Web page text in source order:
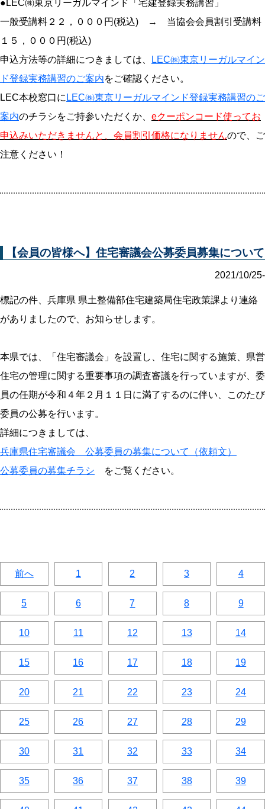
●LEC㈱東京リーガルマインド「宅建登録実務講習」
一般受講料２２，０００円(税込) → 当協会会員割引受講料
１５，０００円(税込)
申込方法等の詳細につきましては、
LEC㈱東京リーガルマイン
ド登録実務講習のご案内をご確認ください。
LEC本校窓口に LEC㈱東京リーガルマインド登録実務講習のご
案内のチラシをご持参いただくか、 eクーポンコード使ってお
申込みいただきませんと、会員割引価格になりませんので、ご
注意ください！
【会員の皆様へ】住宅審議会公募委員募集について
2021/10/25-
標記の件、兵庫県 県土整備部住宅建築局住宅政策課より連絡
がありましたので、お知らせします。
本県では、「住宅審議会」を設置し、住宅に関する施策、県営
住宅の管理に関する重要事項の調査審議を行っていますが、委
員の任期が令和４年２月１１日に満了するのに伴い、このたび
委員の公募を行います。
詳細につきましては、
兵庫県住宅審議会 公募委員の募集について（依頼文）
公募委員の募集チラシ をご覧ください。
前へ 1 2 3 4
5 6 7 8 9
10 11 12 13 14
15 16 17 18 19
20 21 22 23 24
25 26 27 28 29
30 31 32 33 34
35 36 37 38 39